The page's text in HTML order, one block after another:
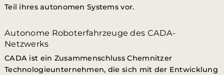
Teil ihres autonomen Systems vor.
Autonome Roboterfahrzeuge des CADA-
Netzwerks
CADA ist ein Zusammenschluss Chemnitzer
Technologieunternehmen, die sich mit der Entwicklung